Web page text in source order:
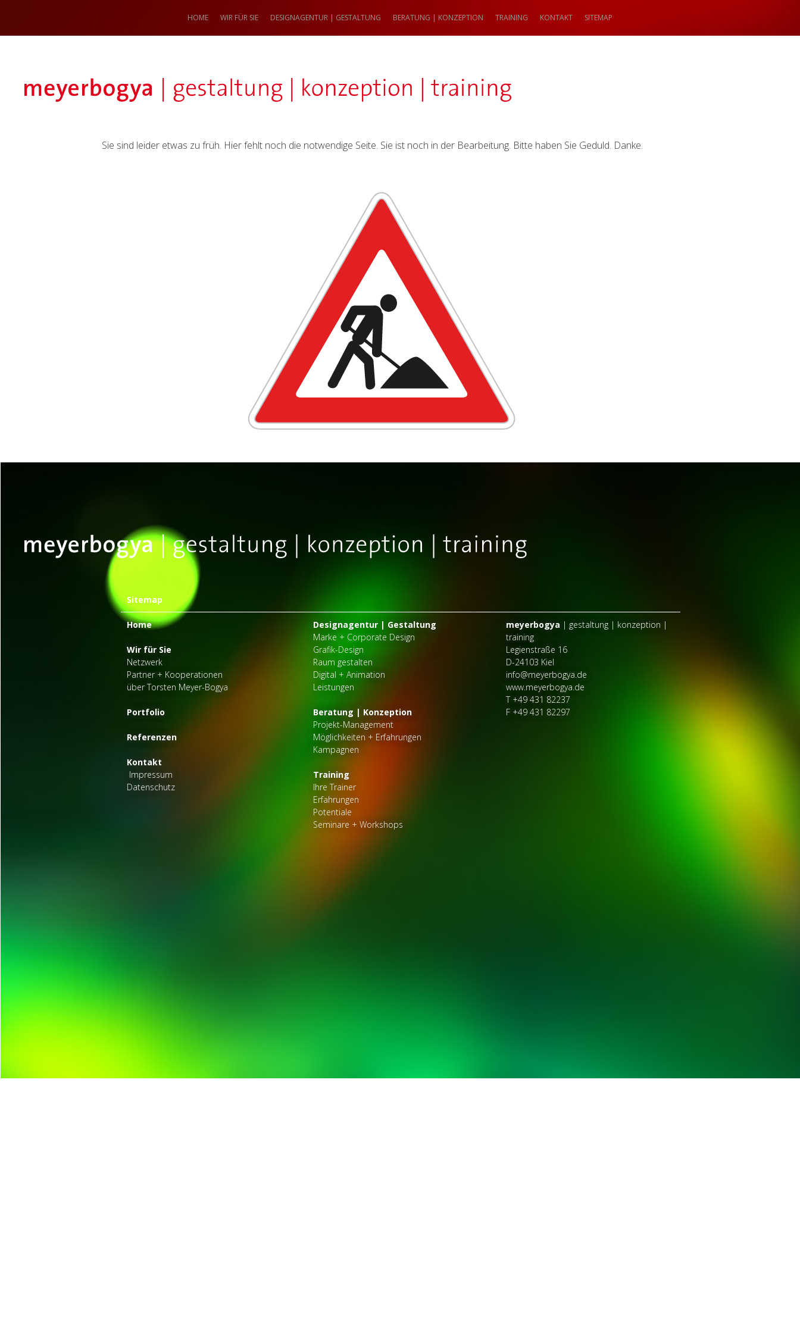
HOME WIR FÜR SIE DESIGNAGENTUR | GESTALTUNG BERATUNG | KONZEPTION TRAINING KONTAKT SITEMAP
Sie sind leider etwas zu früh. Hier fehlt noch die notwendige Seite. Sie ist noch in der Bearbeitung. Bitte haben Sie Geduld. Danke.
Sitemap
Home
Wir für Sie
Netzwerk
Partner + Kooperationen
über Torsten Meyer-Bogya
Portfolio
Referenzen
Kontakt
Impressum
Datenschutz
Designagentur | Gestaltung
Marke + Corporate Design
Grafik-Design
Raum gestalten
Digital + Animation
Leistungen
Beratung | Konzeption
Projekt-Management
Möglichkeiten + Erfahrungen
Kampagnen
Training
Ihre Trainer
Erfahrungen
Potentiale
Seminare + Workshops
meyerbogya | gestaltung | konzeption |
training
Legienstraße 16
D-24103 Kiel
info@meyerbogya.de
www.meyerbogya.de
T +49 431 82237
F +49 431 82297